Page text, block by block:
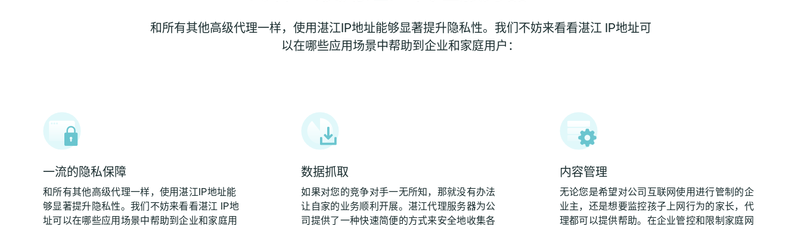
和所有其他高级代理一样，使用湛江IP地址能够显著提升隐私性。我们不妨来看看湛江 IP地址可
以在哪些应用场景中帮助到企业和家庭用户：
一流的隐私保障
和所有其他高级代理一样，使用湛江IP地址能
够显著提升隐私性。我们不妨来看看湛江 IP地
址可以在哪些应用场景中帮助到企业和家庭用
数据抓取
如果对您的竞争对手一无所知，那就没有办法
让自家的业务顺利开展。湛江代理服务器为公
司提供了一种快速简便的方式来安全地收集各
内容管理
无论您是希望对公司互联网使用进行管制的企
业主，还是想要监控孩子上网行为的家长，代
理都可以提供帮助。在企业管控和限制家庭网